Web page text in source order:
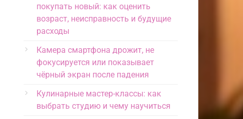
покупать новый: как оценить
возраст, неисправность и будущие
расходы
Камера смартфона дрожит, не
фокусируется или показывает
чёрный экран после падения
Кулинарные мастер-классы: как
выбрать студию и чему научиться